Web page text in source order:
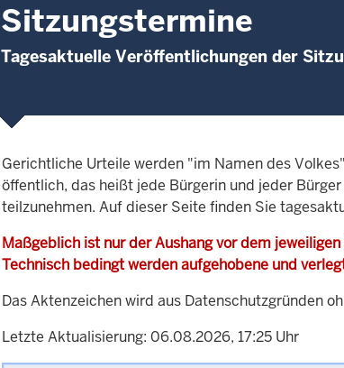
Sitzungstermine
Tagesaktuelle Veröffentlichungen der
Gerichtliche Urteile werden "im Namen des
öffentlich, das heißt jede Bürgerin und jeder
teilzunehmen. Auf dieser Seite finden Sie
Maßgeblich ist nur der Aushang vor dem
Technisch bedingt werden aufgehobene und
Das Aktenzeichen wird aus Datenschutzgründen
Letzte Aktualisierung: 06.08.2026, 17:25 Uhr